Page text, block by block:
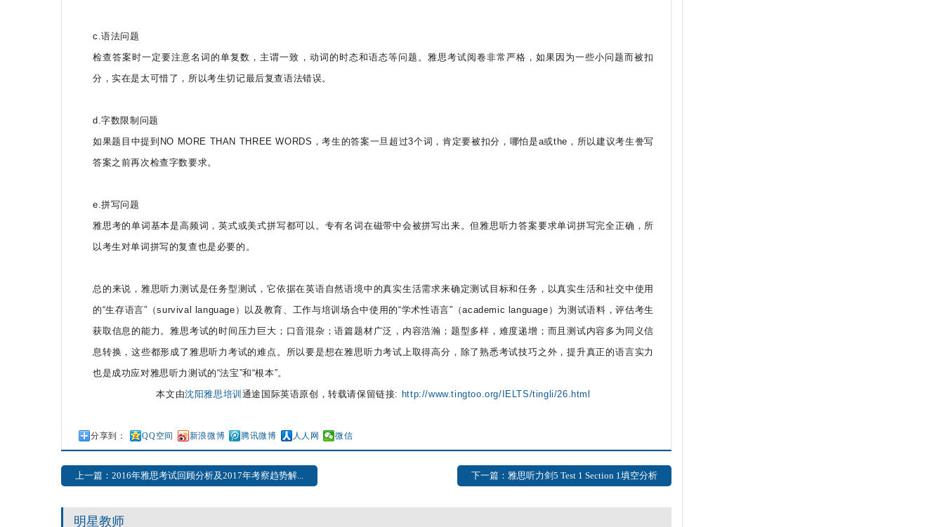
c.语法问题
检查答案时一定要注意名词的单复数，主谓一致，动词的时态和语态等问题。雅思考试阅卷非常严格，如果因为一些小问题而被扣
分，实在是太可惜了，所以考生切记最后复查语法错误。
d.字数限制问题
如果题目中提到NO MORE THAN THREE WORDS，考生的答案一旦超过3个词，肯定要被扣分，哪怕是a或the，所以建议考生誊写
答案之前再次检查字数要求。
e.拼写问题
雅思考的单词基本是高频词，英式或美式拼写都可以。专有名词在磁带中会被拼写出来。但雅思听力答案要求单词拼写完全正确，所
以考生对单词拼写的复查也是必要的。
总的来说，雅思听力测试是任务型测试，它依据在英语自然语境中的真实生活需求来确定测试目标和任务，以真实生活和社交中使用
的“生存语言”（survival language）以及教育、工作与培训场合中使用的“学术性语言”（academic language）为测试语料，评估考生
获取信息的能力。雅思考试的时间压力巨大；口音混杂；语篇题材广泛，内容浩瀚；题型多样，难度递增；而且测试内容多为同义信
息转换，这些都形成了雅思听力考试的难点。所以要是想在雅思听力考试上取得高分，除了熟悉考试技巧之外，提升真正的语言实力
也是成功应对雅思听力测试的“法宝”和“根本”。
本文由沈阳雅思培训 通途国际英语原创，转载请保留链接: http://www.tingtoo.org/IELTS/tingli/26.html
分享到： QQ空间 新浪微博 腾讯微博 人人网 微信
上一篇：2016年雅思考试回顾分析及2017年考察趋势解... 下一篇：雅思听力剑5 Test 1 Section 1填空分析
明星教师